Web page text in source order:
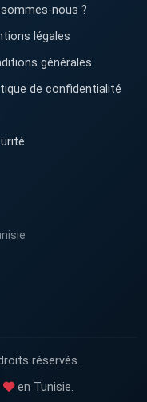
nous ?
légales
générales
de confidentialité
réservés.
en Tunisie.